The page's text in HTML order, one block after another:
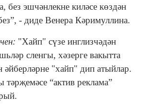
без эшчәнлекне киләсе көздән
- диде Венера Кәримуллина.
"Хайп" сүзе инглизчәдән
сленгы, хәзерге вакытта
әйберләрне "хайп" дип атыйлар.
“актив реклама”